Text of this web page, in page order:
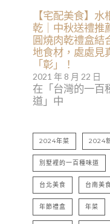
【宅配美食】水
乾｜中秋送禮推
圓燒肉乾禮盒結
地食材，處處見
「彰」！
2021 年 8 月 22 日
在「台灣的一百
道」中
2024年菜 2024
別墅裡的一百種味道
台北美食 台南美
年節禮盒 年菜